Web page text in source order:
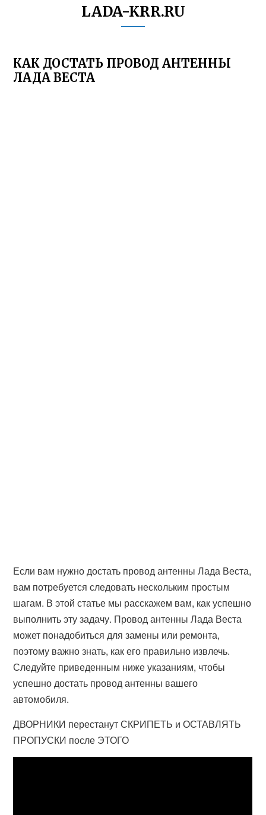
LADA-KRR.RU
КАК ДОСТАТЬ ПРОВОД АНТЕННЫ
ЛАДА ВЕСТА
Если вам нужно достать провод антенны Лада Веста,
вам потребуется следовать нескольким простым
шагам. В этой статье мы расскажем вам, как успешно
выполнить эту задачу. Провод антенны Лада Веста
может понадобиться для замены или ремонта,
поэтому важно знать, как его правильно извлечь.
Следуйте приведенным ниже указаниям, чтобы
успешно достать провод антенны вашего
автомобиля.
ДВОРНИКИ перестанут СКРИПЕТЬ и ОСТАВЛЯТЬ
ПРОПУСКИ после ЭТОГО